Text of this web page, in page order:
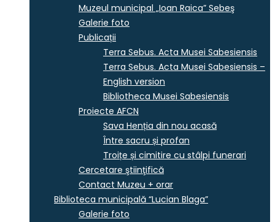
Muzeul municipal „Ioan Raica” Sebeş
Galerie foto
Publicații
Terra Sebus. Acta Musei Sabesiensis
Terra Sebus. Acta Musei Sabesiensis –
English version
Bibliotheca Musei Sabesiensis
Proiecte AFCN
Sava Henția din nou acasă
Între sacru și profan
Troițe și cimitire cu stâlpi funerari
Cercetare ştiinţifică
Contact Muzeu + orar
Biblioteca municipală “Lucian Blaga”
Galerie foto